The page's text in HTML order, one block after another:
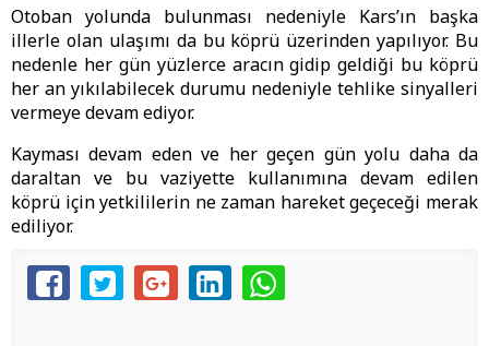
Otoban yolunda bulunması nedeniyle Kars’ın başka
illerle olan ulaşımı da bu köprü üzerinden yapılıyor. Bu
nedenle her gün yüzlerce aracın gidip geldiği bu köprü
her an yıkılabilecek durumu nedeniyle tehlike sinyalleri
vermeye devam ediyor.
Kayması devam eden ve her geçen gün yolu daha da
daraltan ve bu vaziyette kullanımına devam edilen
köprü için yetkililerin ne zaman hareket geçeceği merak
ediliyor.